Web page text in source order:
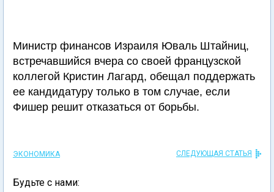
Министр финансов Израиля Юваль Штайниц,
встречавшийся вчера со своей французской
коллегой Кристин Лагард, обещал поддержать
ее кандидатуру только в том случае, если
Фишер решит отказаться от борьбы.
ЭКОНОМИКА СЛЕДУЮЩАЯ СТАТЬЯ
Будьте с нами: